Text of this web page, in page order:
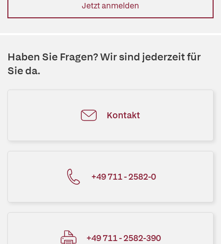
Jetzt anmelden
Haben Sie Fragen? Wir sind jederzeit für
Sie da.
Kontakt
+49 711 - 2582-0
+49 711 - 2582-390